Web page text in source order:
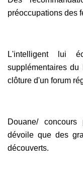
préoccupations des
L'intelligent lui
supplémentaires
clôture d'un forum
Douane/
dévoile que des
découverts.